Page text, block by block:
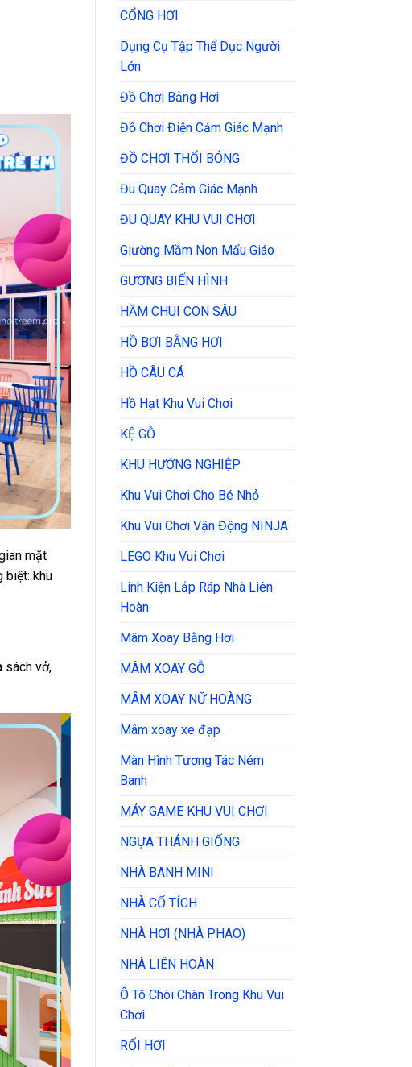
mặt
biệt: khu
sách vở,
CỔNG HƠI
Dụng Cụ Tập Thể Dục Người
Lớn
Đồ Chơi Bằng Hơi
Đồ Chơi Điện Cảm Giác Mạnh
ĐỒ CHƠI THỔI BÓNG
Đu Quay Cảm Giác Mạnh
ĐU QUAY KHU VUI CHƠI
Giường Mầm Non Mẩu Giáo
GƯƠNG BIẾN HÌNH
HẦM CHUI CON SÂU
HỒ BƠI BẰNG HƠI
HỒ CÂU CÁ
Hồ Hạt Khu Vui Chơi
KỆ GỖ
KHU HƯỚNG NGHIỆP
Khu Vui Chơi Cho Bé Nhỏ
Khu Vui Chơi Vận Động NINJA
LEGO Khu Vui Chơi
Linh Kiện Lắp Ráp Nhà Liên
Hoàn
Mâm Xoay Bằng Hơi
MÂM XOAY GỖ
MÂM XOAY NỮ HOÀNG
Mâm xoay xe đạp
Màn Hình Tương Tác Ném
Banh
MÁY GAME KHU VUI CHƠI
NGỰA THÁNH GIỐNG
NHÀ BANH MINI
NHÀ CỔ TÍCH
NHÀ HƠI (NHÀ PHAO)
NHÀ LIÊN HOÀN
Ô Tô Chòi Chân Trong Khu Vui
Chơi
RỐI HƠI